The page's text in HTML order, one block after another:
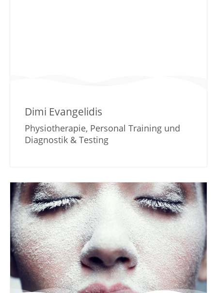
Dimi Evangelidis
Physiotherapie, Personal Training und
Diagnostik & Testing